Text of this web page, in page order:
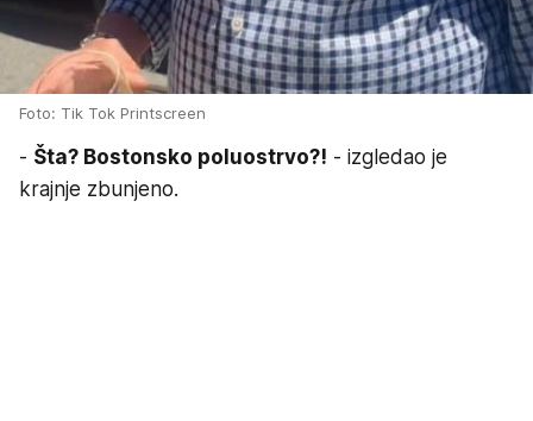
Foto: Tik Tok Printscreen
- Šta? Bostonsko poluostrvo?! - izgledao je
krajnje zbunjeno.